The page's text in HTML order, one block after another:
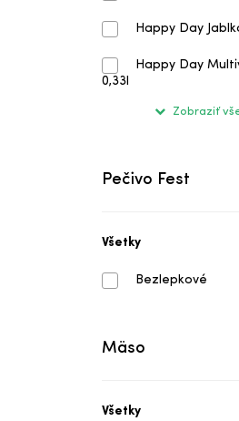
Hamburger
Hamburger Menu
Double Cheeseburger
Veggie Burger Menu
Cheeseburger
BBQ Burger Menu
Happy Day
Happy Day
0,33l
Zobraziť
Pečivo Fest
Všetky
Bezlepkové
Mäso
Všetky